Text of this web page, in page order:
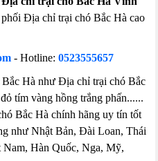
Địa chỉ trại chó Bắc Hà cao
- Hotline: 0523555657
Hà như Địa chỉ trại chó Bắc
tím vàng hồng trắng phấn......
Bắc Hà chính hãng uy tín tốt
như Nhật Bản, Đài Loan, Thái
Hàn Quốc, Nga, Mỹ,